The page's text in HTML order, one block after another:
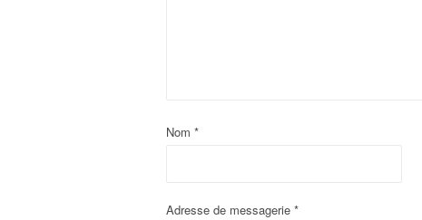
Nom *
Adresse de messagerie *